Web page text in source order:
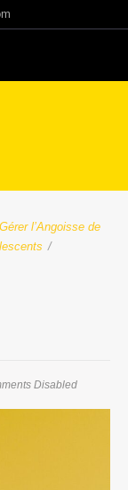
Gérer l’Angoisse de
/
Disabled